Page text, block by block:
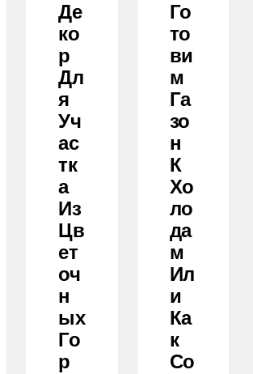
Де
Ко
Р
Дл
Я
Уч
Ас
Тк
А
Из
Цв
Ет
Оч
Н
Ых
Го
Р
Го
То
Ви
М
Га
Зо
Н
К
Хо
Ло
Да
М
Ил
И
Ка
К
Со